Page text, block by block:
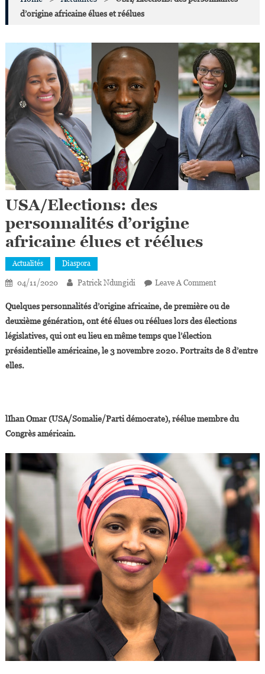
d’origine africaine élues et réélues
USA/Elections: des
personnalités d’origine
africaine élues et réélues
Actualités Diaspora
04/11/2020 Patrick Ndungidi Leave A CommentOn
Des
Personnalités
Africaine
Quelques personnalités d’origine africaine, de première ou de
deuxième génération, ont été élues ou réélues lors des élections
législatives, qui ont eu lieu en même temps que l’élection
présidentielle américaine, le 3 novembre 2020. Portraits de 8 d’entre
elles.
lIhan Omar (USA/Somalie/Parti démocrate), réélue membre du
Congrès américain.